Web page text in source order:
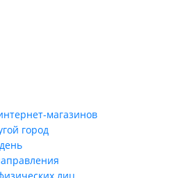
магазинов
город